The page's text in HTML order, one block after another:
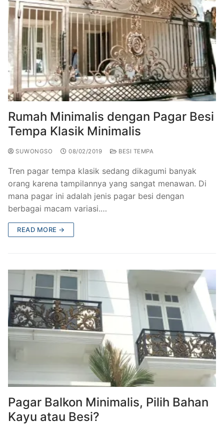
Rumah Minimalis dengan Pagar Besi
Tempa Klasik Minimalis
SUWONGSO 08/02/2019 BESI TEMPA
Tren pagar tempa klasik sedang dikagumi banyak
orang karena tampilannya yang sangat menawan. Di
mana pagar ini adalah jenis pagar besi dengan
berbagai macam variasi.…
READ MORE →
Pagar Balkon Minimalis, Pilih Bahan
Kayu atau Besi?